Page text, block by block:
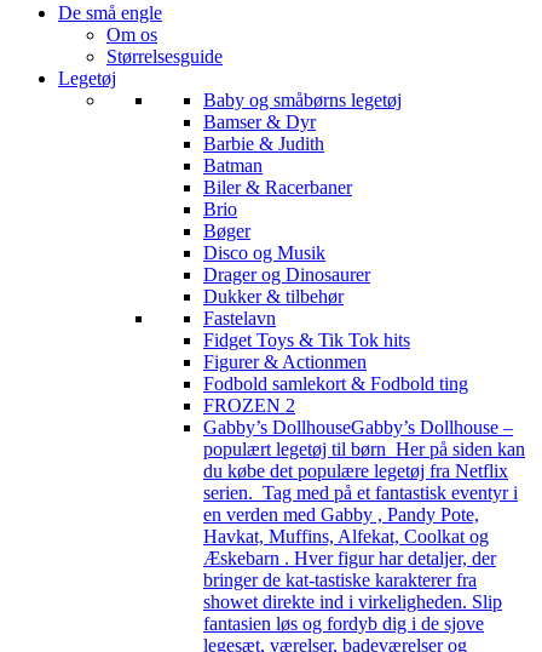
De små engle
Om os
Størrelsesguide
Legetøj
Baby og småbørns legetøj
Bamser & Dyr
Barbie & Judith
Batman
Biler & Racerbaner
Brio
Bøger
Disco og Musik
Drager og Dinosaurer
Dukker & tilbehør
Fastelavn
Fidget Toys & Tik Tok hits
Figurer & Actionmen
Fodbold samlekort & Fodbold ting
FROZEN 2
Gabby’s DollhouseGabby’s Dollhouse –
populært legetøj til børn Her på siden kan
du købe det populære legetøj fra Netflix
serien. Tag med på et fantastisk eventyr i
en verden med Gabby , Pandy Pote,
Havkat, Muffins, Alfekat, Coolkat og
Æskebarn . Hver figur har detaljer, der
bringer de kat-tastiske karakterer fra
showet direkte ind i virkeligheden. Slip
fantasien løs og fordyb dig i de sjove
legesæt, værelser, badeværelser og